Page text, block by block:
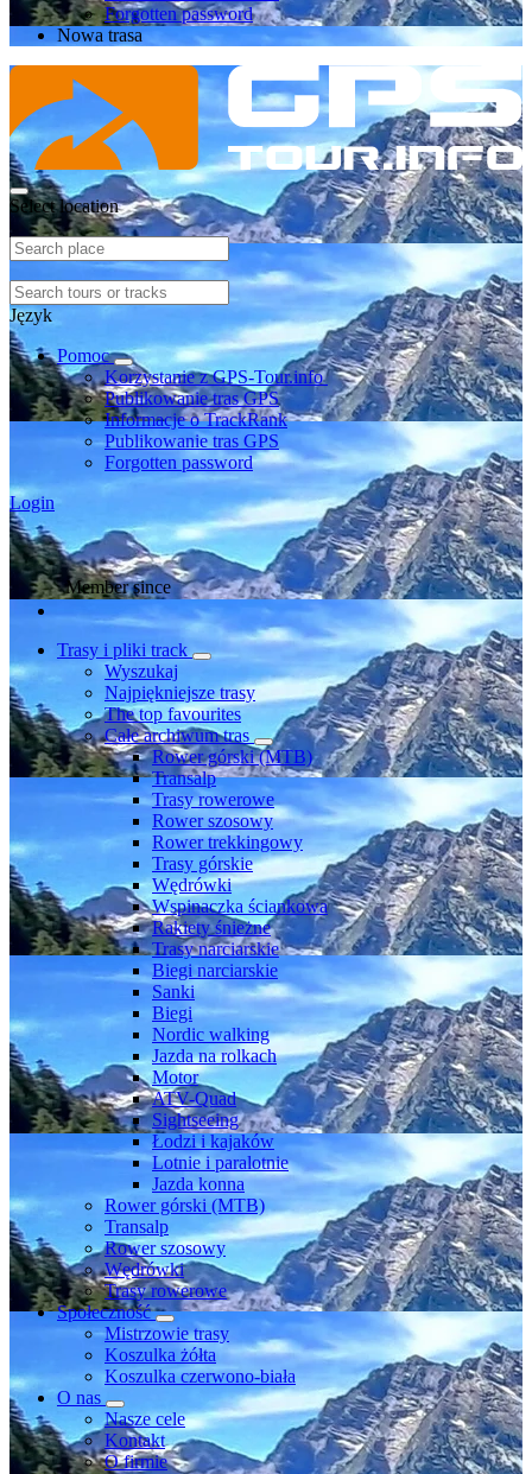
Forgotten password
Nowa trasa
Select location
Język
Pomoc
Korzystanie z GPS-Tour.info
Publikowanie tras GPS
Informacje o TrackRank
Publikowanie tras GPS
Forgotten password
Login
Member since
Trasy i pliki track
Wyszukaj
Najpiękniejsze trasy
The top favourites
Całe archiwum tras
Rower górski (MTB)
Transalp
Trasy rowerowe
Rower szosowy
Rower trekkingowy
Trasy górskie
Wędrówki
Wspinaczka ściankowa
Rakiety śnieżne
Trasy narciarskie
Biegi narciarskie
Sanki
Biegi
Nordic walking
Jazda na rolkach
Motor
ATV-Quad
Sightseeing
Łodzi i kajaków
Lotnie i paralotnie
Jazda konna
Rower górski (MTB)
Transalp
Rower szosowy
Wędrówki
Trasy rowerowe
Społeczność
Mistrzowie trasy
Koszulka żółta
Koszulka czerwono-biała
O nas
Nasze cele
Kontakt
O firmie